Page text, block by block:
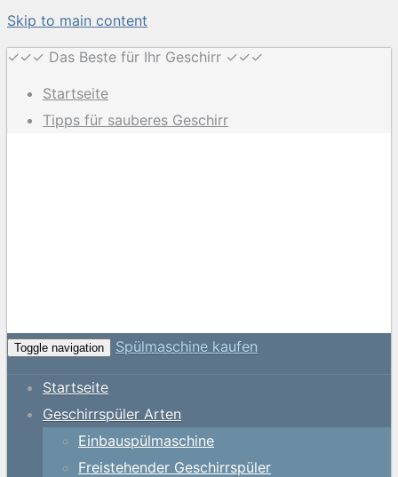
Skip to main content
✓✓✓ Das Beste für Ihr Geschirr ✓✓✓
Startseite
Tipps für sauberes Geschirr
Toggle navigation Spülmaschine kaufen
Startseite
Geschirrspüler Arten
Einbauspülmaschine
Freistehender Geschirrspüler